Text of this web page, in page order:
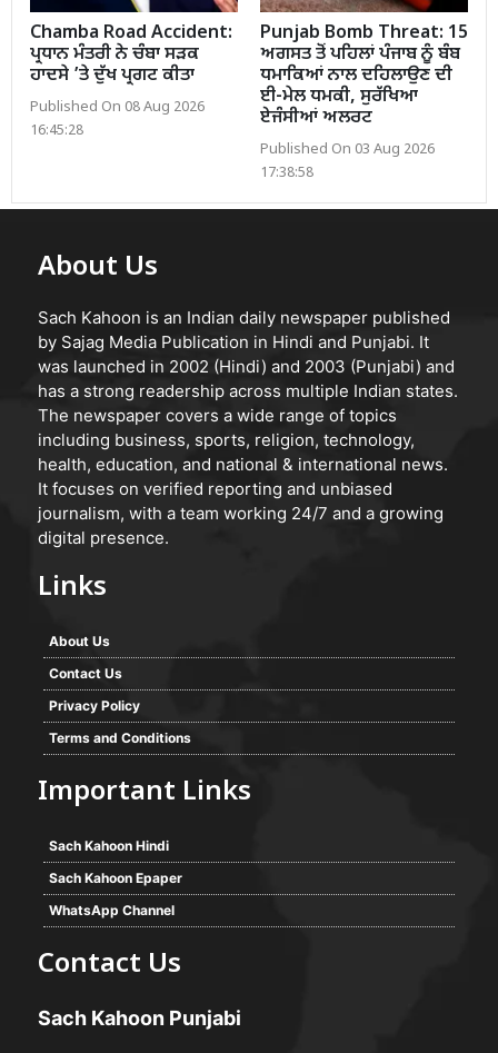
Chamba Road Accident:
ਪ੍ਰਧਾਨ ਮੰਤਰੀ ਨੇ ਚੰਬਾ ਸੜਕ
ਹਾਦਸੇ ’ਤੇ ਦੁੱਖ ਪ੍ਰਗਟ ਕੀਤਾ
Published On 08 Aug 2026
16:45:28
Punjab Bomb Threat: 15
ਅਗਸਤ ਤੋਂ ਪਹਿਲਾਂ ਪੰਜਾਬ ਨੂੰ ਬੰਬ
ਧਮਾਕਿਆਂ ਨਾਲ ਦਹਿਲਾਉਣ ਦੀ
ਈ-ਮੇਲ ਧਮਕੀ, ਸੁਰੱਖਿਆ
ਏਜੰਸੀਆਂ ਅਲਰਟ
Published On 03 Aug 2026
17:38:58
About Us
Sach Kahoon is an Indian daily newspaper published
by Sajag Media Publication in Hindi and Punjabi. It
was launched in 2002 (Hindi) and 2003 (Punjabi) and
has a strong readership across multiple Indian states.
The newspaper covers a wide range of topics
including business, sports, religion, technology,
health, education, and national & international news.
It focuses on verified reporting and unbiased
journalism, with a team working 24/7 and a growing
digital presence.
Links
About Us
Contact Us
Privacy Policy
Terms and Conditions
Important Links
Sach Kahoon Hindi
Sach Kahoon Epaper
WhatsApp Channel
Contact Us
Sach Kahoon Punjabi